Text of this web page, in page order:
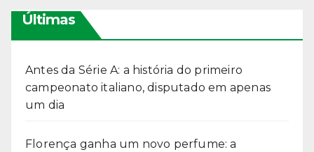
Últimas
Antes da Série A: a história do primeiro
campeonato italiano, disputado em apenas
um dia
Florença ganha um novo perfume: a